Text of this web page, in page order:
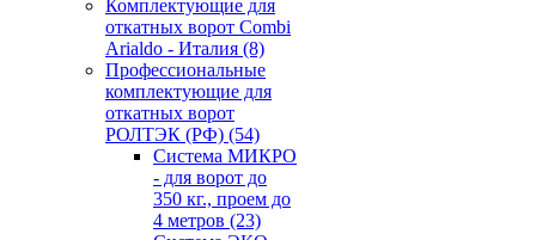
Комплектующие для
откатных ворот Combi
Arialdo - Италия (8)
Профессиональные
комплектующие для
откатных ворот
РОЛТЭК (РФ) (54)
Система МИКРО
- для ворот до
350 кг., проем до
4 метров (23)